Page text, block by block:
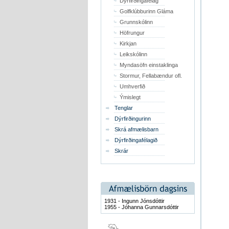
Golfklúbburinn Gláma
Grunnskólinn
Höfrungur
Kirkjan
Leikskólinn
Myndasöfn einstaklinga
Stormur, Fellabændur ofl.
Umhverfið
Ýmislegt
Tenglar
Dýrfirðingurinn
Skrá afmælisbarn
Dýrfirðingafélagið
Skrár
1931 - Ingunn Jónsdóttir
1955 - Jóhanna Gunnarsdóttir